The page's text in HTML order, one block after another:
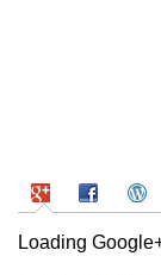
Loading